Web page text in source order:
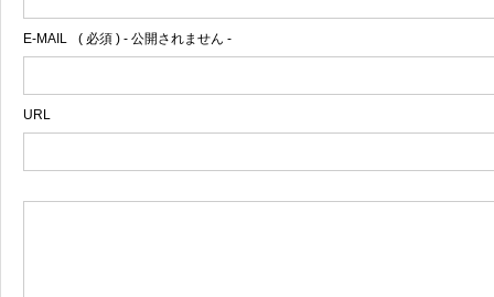
E-MAIL ( 必須 ) - 公開されません -
URL